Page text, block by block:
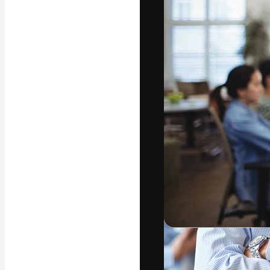
La plataforma
trabajo. Más
entre
estudios.
Español
Copyright ©